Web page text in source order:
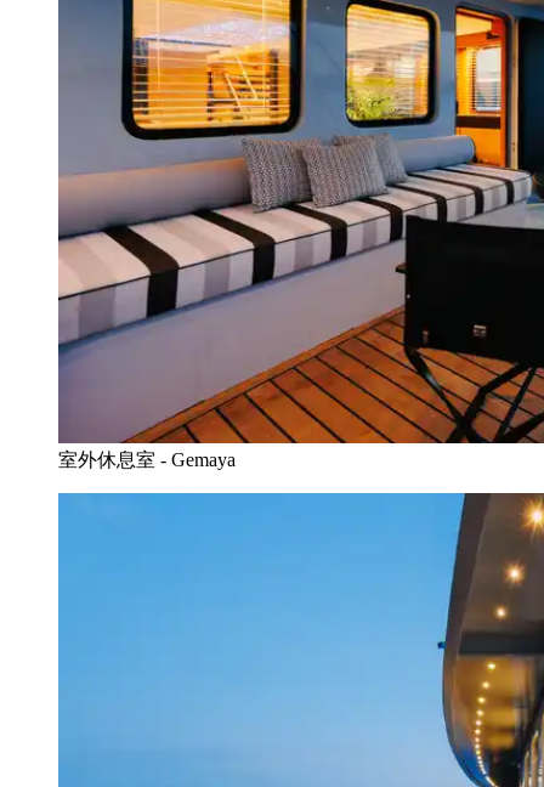
室外休息室 - Gemaya